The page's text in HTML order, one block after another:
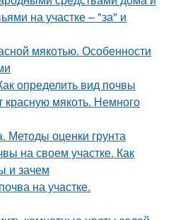
на участке – "за" и
мякотью. Особенности
определить вид почвы
красную мякоть. Немного
Методы оценки грунта
на своем участке. Как
и зачем
на участке.